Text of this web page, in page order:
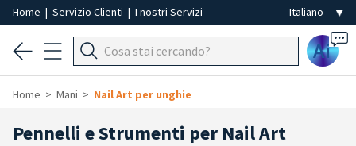
Home | Servizio Clienti | I nostri Servizi
Ai
Home Mani Nail Art per unghie
Pennelli e Strumenti per Nail Art